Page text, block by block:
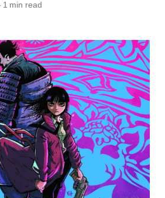
1 min read